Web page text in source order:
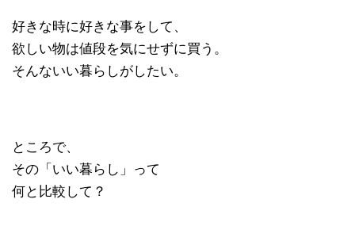
好きな時に好きな事をして、
欲しい物は値段を気にせずに買う。
そんないい暮らしがしたい。
ところで、
その「いい暮らし」って
何と比較して？